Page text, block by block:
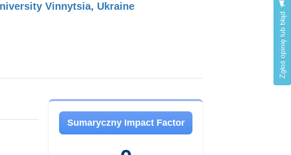
Zgłoś opinię lub błąd
Vinnytsia, Ukraine
Sumaryczny Impact Factor